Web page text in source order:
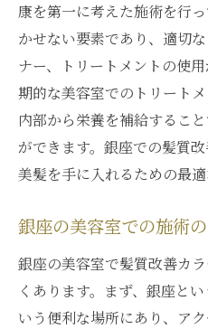
康を第一に考えた施術を行
かせない要素であり、適切
ナー、トリートメントの使
期的な美容室でのトリート
内部から栄養を補給するこ
ができます。銀座での髪質
美髪を手に入れるための最適
銀座の美容室での施術
銀座の美容室で髪質改善カ
くあります。まず、銀座と
いう便利な場所にあり、ア